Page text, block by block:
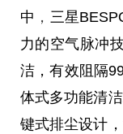
中 ， 三星
力的空气脉冲
洁，有效阻隔
体式多功能清
键式排尘设计